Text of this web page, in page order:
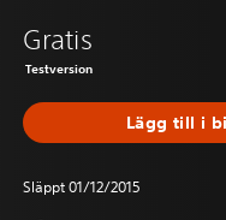
Gratis
Testversion
Lägg till i
Släppt 01/12/2015